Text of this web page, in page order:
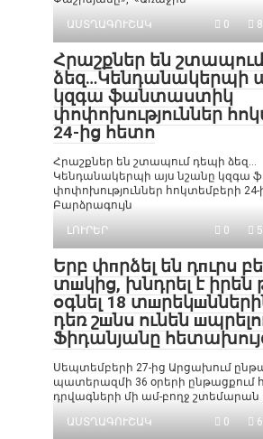
ԱՍՏՂԱԳՈՒՇԱԿ
0
Հրաշքներ են
ձեզ…Կենդանակերպի
կզգա ֆանտաստիկ
փոփոխություններ
24-ից հետո
Հրաշքներ են շտապում դեպի ձեզ…
Կենդանակերպի այս նշանը կզգա
փոփոխություններ հոկտեմբերի
Բարձրագույն
ԼՈՒՐԵՐ
0
Երբ փпրձել են դпւրս
տшկից, խնդրել է իրեն
օգնել 18
դեռ շшնս ունեն
Ֆիդանյանը
Սեպտեմբերի 27-ից Արցախում
պատերազմի 36 օրերի ընթացքում
դրվագների մի ամ-բողջ շտեմարան
ԱՍՏՂԱԳՈՒՇԱԿ
0